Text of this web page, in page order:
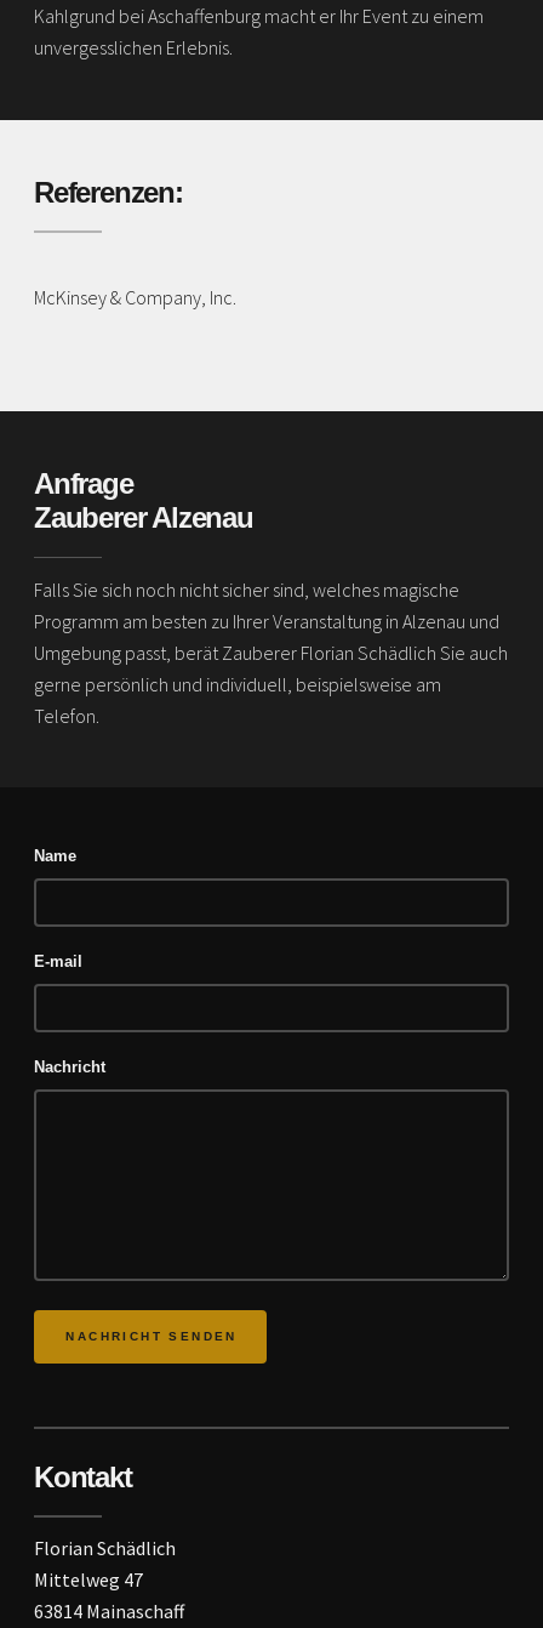
Kahlgrund bei Aschaffenburg macht er Ihr Event zu einem
unvergesslichen Erlebnis.
Referenzen:
McKinsey & Company, Inc.
Anfrage
Zauberer Alzenau
Falls Sie sich noch nicht sicher sind, welches magische
Programm am besten zu Ihrer Veranstaltung in Alzenau und
Umgebung passt, berät Zauberer Florian Schädlich Sie auch
gerne persönlich und individuell, beispielsweise am
Telefon.
Name
E-mail
Nachricht
Kontakt
Florian Schädlich
Mittelweg 47
63814 Mainaschaff